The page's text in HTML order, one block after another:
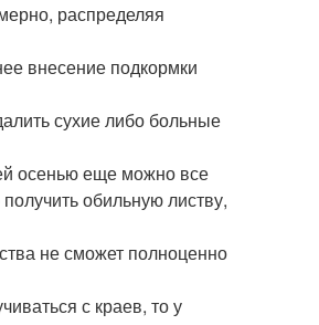
распределяя
внесение подкормки
сухие либо больные
осенью еще можно все
обильную листву,
не сможет полноценно
с краев, то у